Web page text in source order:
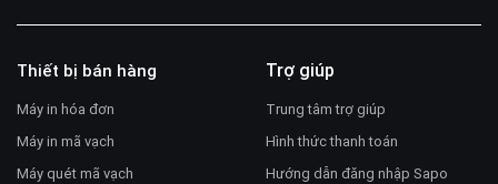
Thiết bị bán hàng
Máy in hóa đơn
Máy in mã vạch
Máy quét mã vạch
Trợ giúp
Trung tâm trợ giúp
Hình thức thanh toán
Hướng dẫn đăng nhập Sapo